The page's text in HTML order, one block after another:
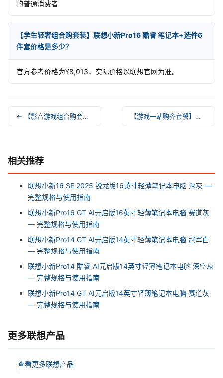
的普通消费者
【学生轻奢组合购套装】联想小新Pro16 酷睿 笔记本+选件6
件套价格是多少？
官方参考价格为¥8,013，实际价格以联想官网为准。
← 【影音游戏组合购套装】拯救者刃7000K 超能版+电竞外设5 【游戏一站购齐套餐】拯救者刃7000K 套机+选件2件套 →
相关推荐
联想小新16 SE 2025 锐龙版16英寸轻薄笔记本电脑 深灰 —
完整规格与使用指南
联想小新Pro16 GT AI元启版16英寸轻薄笔记本电脑 赛道灰
— 完整规格与使用指南
联想小新Pro14 GT AI元启版14英寸轻薄笔记本电脑 冠军白
— 完整规格与使用指南
联想小新Pro14 酷睿 AI元启版14英寸轻薄笔记本电脑 深空灰
— 完整规格与使用指南
联想小新Pro14 GT AI元启版14英寸轻薄笔记本电脑 赛道灰
— 完整规格与使用指南
更多联想产品
查看更多联想产品